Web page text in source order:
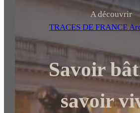
r
c
h
r
A découvrir
TRACES DE FRANCE
Savoir
savoir